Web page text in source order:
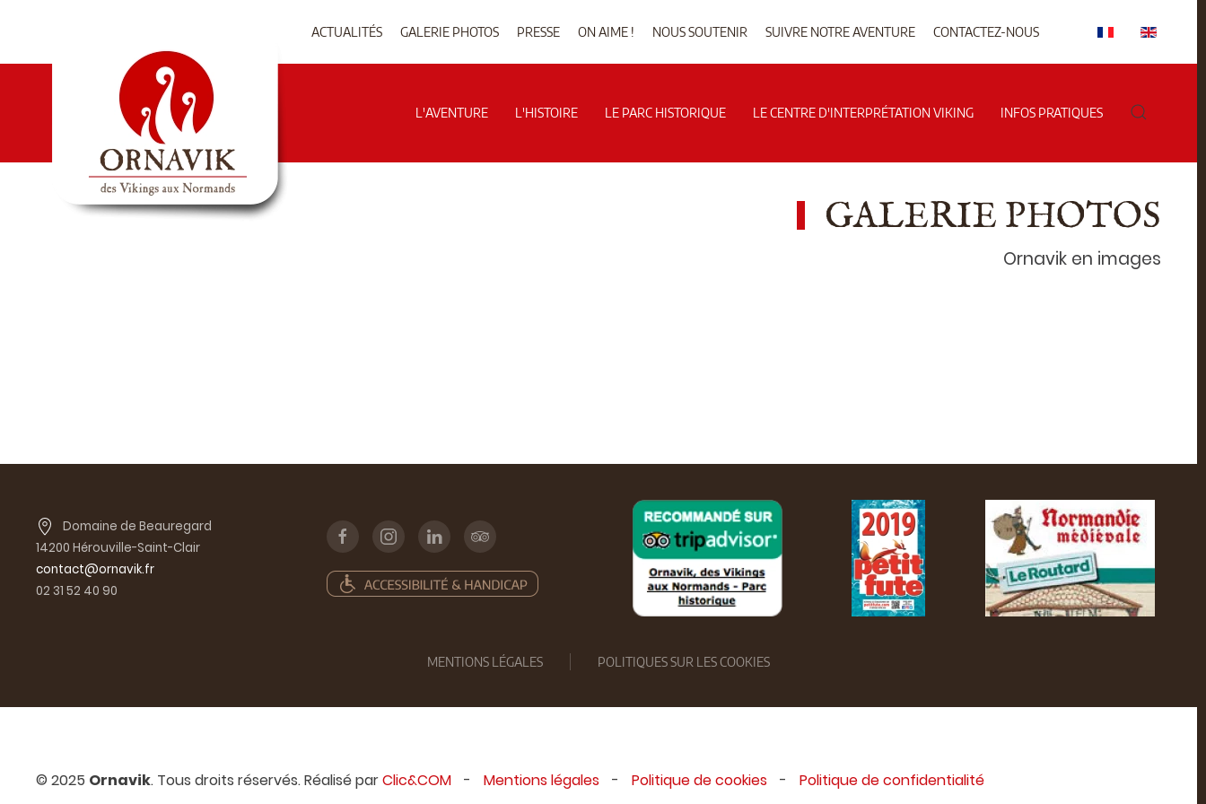
ACTUALITÉS GALERIE PHOTOS PRESSE ON AIME ! NOUS SOUTENIR SUIVRE NOTRE AVENTURE CONTACTEZ-NOUS
L'AVENTURE L'HISTOIRE LE PARC HISTORIQUE LE CENTRE D'INTERPRÉTATION VIKING INFOS PRATIQUES
GALERIE PHOTOS
Ornavik en images
Domaine de Beauregard
14200 Hérouville-Saint-Clair
contact@ornavik.fr
02 31 52 40 90
MENTIONS LÉGALES POLITIQUES SUR LES COOKIES
© 2025 Ornavik. Tous droits réservés. Réalisé parClic&COM - Mentions légales - Politique de cookies - Politique de confidentialité